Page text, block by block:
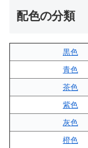
配色の分類
黒色
青色
茶色
紫色
灰色
橙色